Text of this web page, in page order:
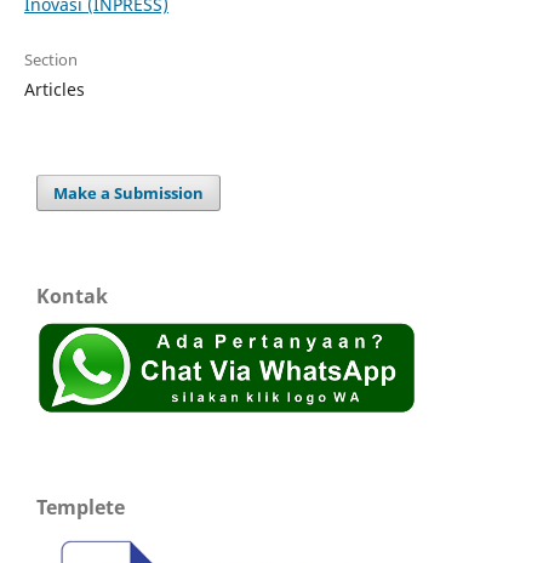
Section
Articles
Make a Submission
Kontak
Templete